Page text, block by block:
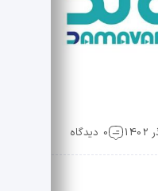
0 دیدگاه